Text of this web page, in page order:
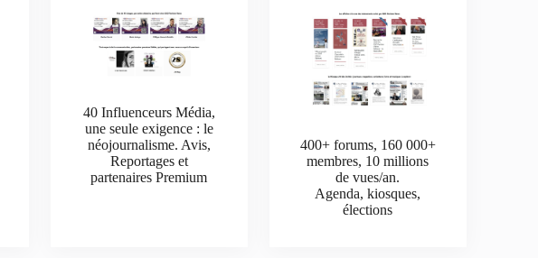
40 Influenceurs Média,
une seule exigence : le
néojournalisme. Avis,
Reportages et
partenaires Premium
400+ forums, 160 000+
membres, 10 millions
de vues/an.
Agenda, kiosques,
élections